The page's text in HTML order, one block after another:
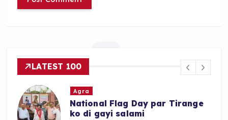
LATEST 100
Agra
National Flag Day par Tirange
ko di gayi salami